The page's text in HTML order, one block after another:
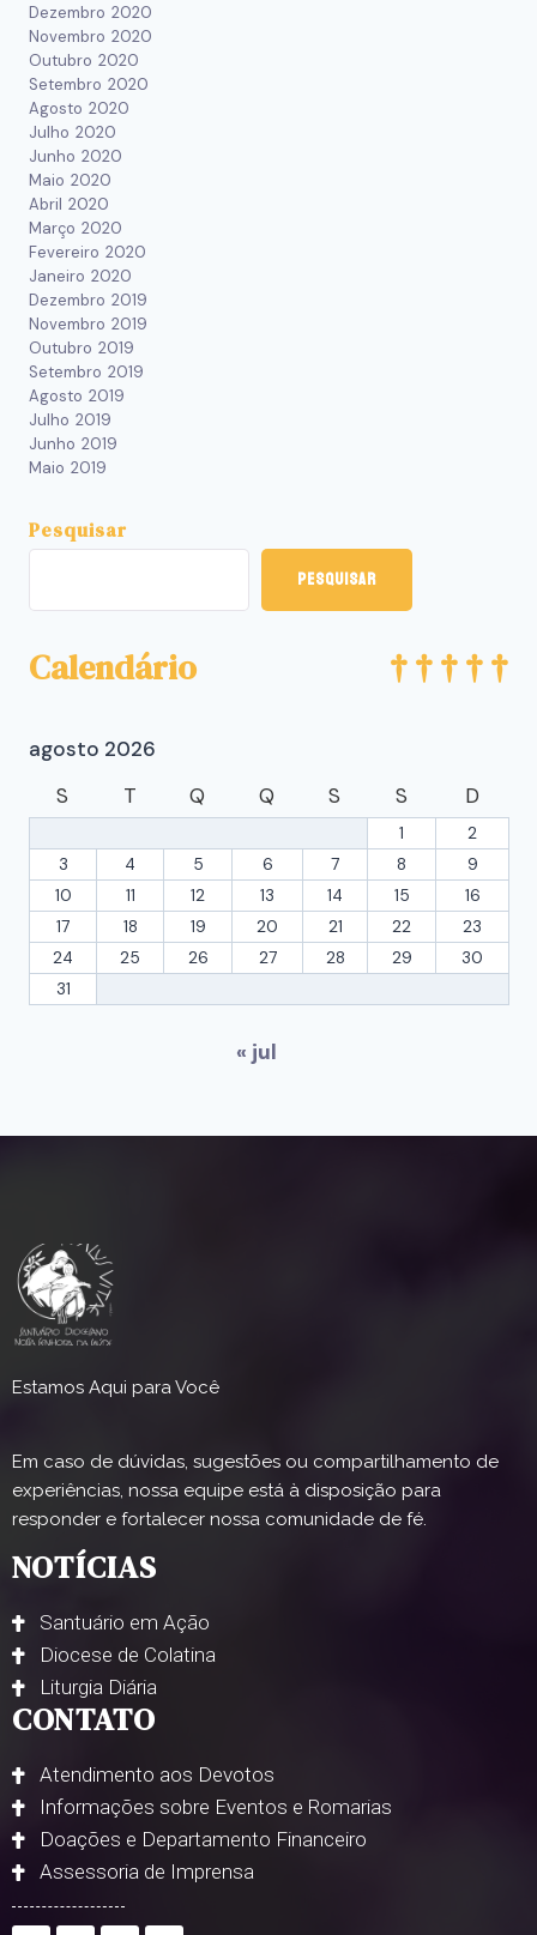
Dezembro 2020
Novembro 2020
Outubro 2020
Setembro 2020
Agosto 2020
Julho 2020
Junho 2020
Maio 2020
Abril 2020
Março 2020
Fevereiro 2020
Janeiro 2020
Dezembro 2019
Novembro 2019
Outubro 2019
Setembro 2019
Agosto 2019
Julho 2019
Junho 2019
Maio 2019
Pesquisar
Pesquisar
Calendário
agosto 2026
S
T Q Q S S D
1
2
3
4 5 6 7 8
9
10
11 12 13 14 15
16
17
18 19 20 21 22
23
24
25 26 27 28 29
30
31
« jul
Estamos Aqui para Você
Em caso de dúvidas, sugestões ou compartilhamento de
experiências, nossa equipe está à disposição para
responder e fortalecer nossa comunidade de fé.
NOTÍCIAS
Santuário em Ação
Diocese de Colatina
Liturgia Diária
CONTATO
Atendimento aos Devotos
Informações sobre Eventos e Romarias
Doações e Departamento Financeiro
Assessoria de Imprensa